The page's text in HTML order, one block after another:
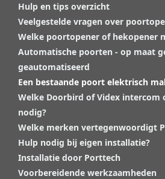
Hulp en tips overzicht
Veelgestelde vragen over
Welke poortopener of hekopener
Automatische poorten - op maat
geautomatiseerd
Een bestaande poort elektrisch
Welke Doorbird of Videx intercom
nodig?
Welke merken vertegenwoordigt
Hulp nodig bij eigen installatie?
Installatie door Porttech
Voorbereidende werkzaamheden